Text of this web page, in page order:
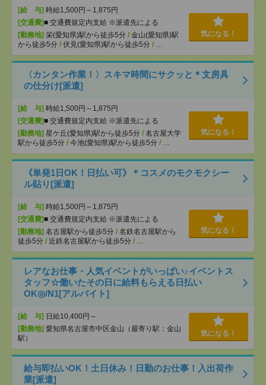
[給 与] 時給1,500円～1,875円
[交通費]■ 交通費規定内支給 ※派遣先による
[勤務地] 栄(愛知県)駅から徒歩5分 / 金山(愛知県)駅
から徒歩5分 / 伏見(愛知県)駅から徒歩5分 / …
気になる！
〈カンタン作業！〉スキマ時間にサクッと＊文房具
の仕分け[派遣]
[給 与] 時給1,500円～1,875円
[交通費]■ 交通費規定内支給 ※派遣先による
[勤務地] 星ケ丘(愛知県)駅から徒歩5分 / 名古屋大学
駅から徒歩5分 / 今池(愛知県)駅から徒歩5分 / …
気になる！
《単発1日OK！日払い可》＊コスメのモクモクシー
ル貼り[派遣]
[給 与] 時給1,500円～1,875円
[交通費]■ 交通費規定内支給 ※派遣先による
[勤務地] 名古屋駅から徒歩5分 / 名鉄名古屋駅から
徒歩5分 / 近鉄名古屋駅から徒歩5分 / …
気になる！
レアなお仕事・人気イベントがいっぱい♪イベントス
タッフ☆働いたその日に給料もらえる日払い
OK◎/N1[アルバイト]
[給 与] 日給10,400円～
[勤務地] 愛知県名古屋市中区金山（最寄り駅：金山
駅）
気になる！
給与即払いOK！土日休み！日勤のお仕事！入出荷作
業[派遣]